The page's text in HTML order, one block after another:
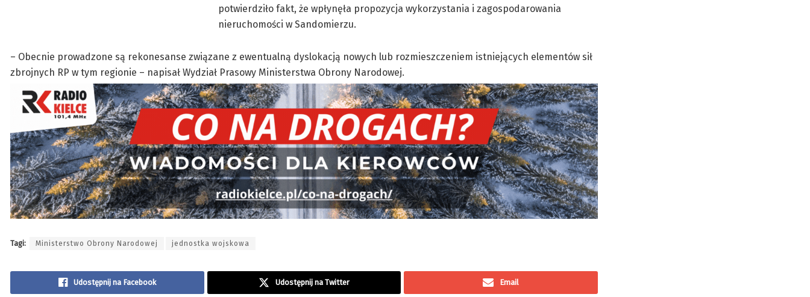
potwierdziło fakt, że wpłynęła propozycja wykorzystania i zagospodarowania
nieruchomości w Sandomierzu.
– Obecnie prowadzone są rekonesanse związane z ewentualną dyslokacją nowych lub rozmieszczeniem istniejących elementów sił
zbrojnych RP w tym regionie – napisał Wydział Prasowy Ministerstwa Obrony Narodowej.
Tagi: Ministerstwo Obrony Narodowej jednostka wojskowa
Udostępnij na Facebook Udostępnij na Twitter Email